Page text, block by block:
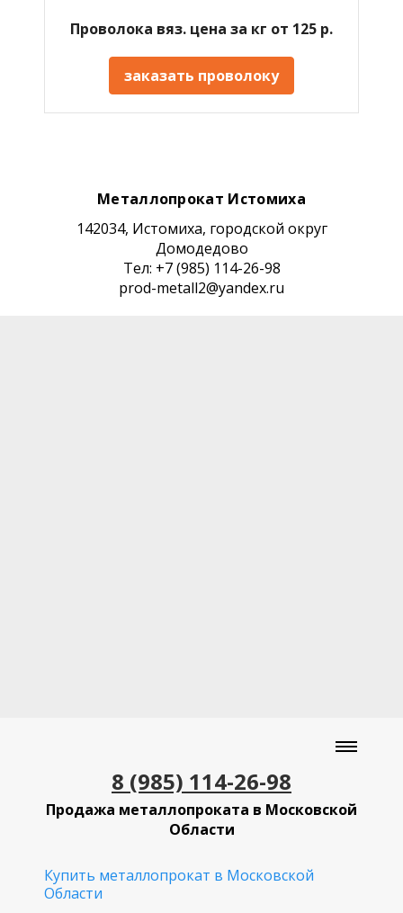
Проволока вяз. цена за кг от 125 р.
заказать проволоку
Металлопрокат Истомиха
142034, Истомиха, городской округ
Домодедово
Тел: +7 (985) 114-26-98
prod-metall2@yandex.ru
8 (985) 114-26-98
Продажа металлопроката в Московской
Области
Купить металлопрокат в Московской
Области